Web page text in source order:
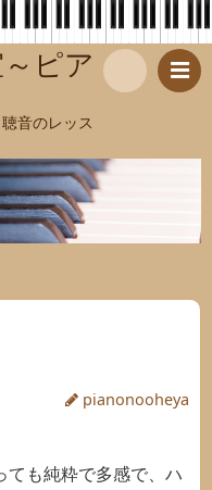
ピア
音のレッス
索
pianonooheya
ても純粋で多感で、ハ